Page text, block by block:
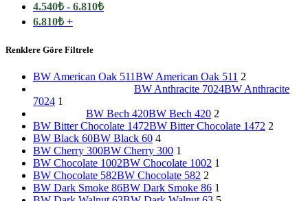
4.540₺- 6.810₺
6.810₺+
Renklere Göre Filtrele
BW American Oak 511BW American Oak 511 2
BW Anthracite 7024BW Anthracite
7024 1
BW Bech 420BW Bech 420 2
BW Bitter Chocolate 1472BW Bitter Chocolate 1472 2
BW Black 60BW Black 60 4
BW Cherry 300BW Cherry 300 1
BW Chocolate 1002BW Chocolate 1002 1
BW Chocolate 582BW Chocolate 582 2
BW Dark Smoke 86BW Dark Smoke 86 1